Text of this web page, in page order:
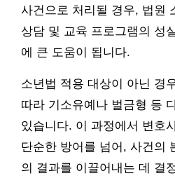
사건으로 처리될 경우, 법원
상담 및 교육 프로그램의 성
에 큰 도움이 됩니다.
소년법 적용 대상이 아닌 경
따라 기소유예나 벌금형 등
있습니다. 이 과정에서 변호
단순한 방어를 넘어, 사건의
의 결과를 이끌어내는 데 결